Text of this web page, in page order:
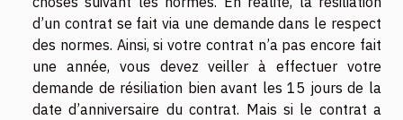
d’un contrat se fait via une demande dans le respect
des normes. Ainsi, si votre contrat n’a pas encore fait
une année, vous devez veiller à effectuer votre
demande de résiliation bien avant les 15 jours de la
date d’anniversaire du contrat. Mais si le contrat a